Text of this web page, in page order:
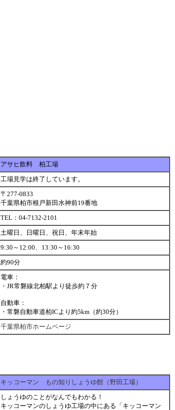
アサヒ飲料 柏工場
工場見学は終了しています。
〒277-0833
千葉県柏市根戸新田水神前19番地
TEL：04-7132-2101
土曜日、日曜日、祝日、年末年始
9:30～12:00、13:30～16:30
約90分
電車：
・JR常磐線北柏駅より徒歩約７分
自動車：
・常磐自動車道柏ICより約5km（約30分）
千葉県柏市ホームページ
キッコーマン もの知りしょうゆ館（野田工場）
しょうゆのことがなんでもわかる！
キッコーマンのしょうゆ工場の中にある「キッコーマン